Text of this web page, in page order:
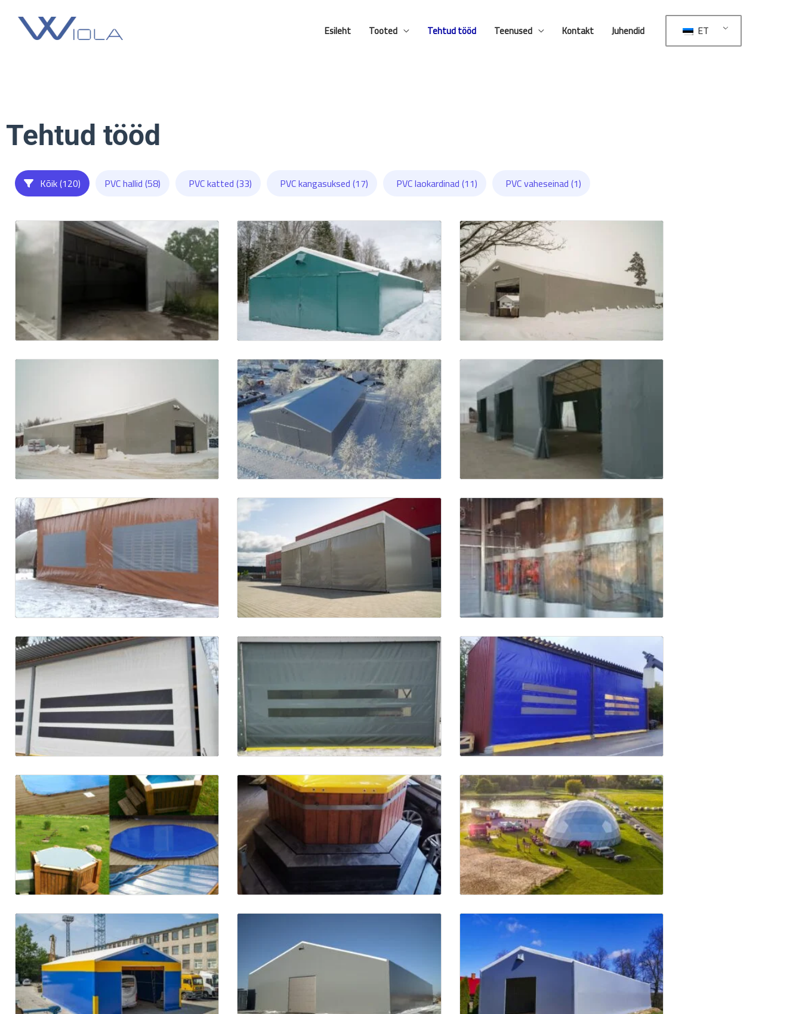
Esileht Tooted Tehtud tööd Teenused Kontakt Juhendid ET
Tehtud tööd
Kõik (120) PVC hallid (58) PVC katted (33) PVC kangasuksed (17) PVC laokardinad (11) PVC vaheseinad (1)